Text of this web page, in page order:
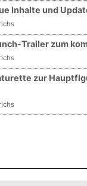
Inhalte und
Trailer zum
zur